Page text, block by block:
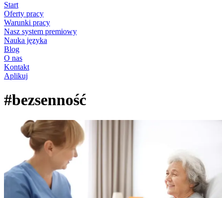
Start
Oferty pracy
Warunki pracy
Nasz system premiowy
Nauka języka
Blog
O nas
Kontakt
Aplikuj
#bezsenność